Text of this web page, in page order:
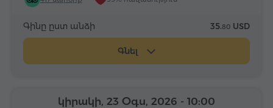
Գինը ըստ անձի 35.80 USD
Գնել
կիրակի, 23 Օգս, 2026 - 10:00